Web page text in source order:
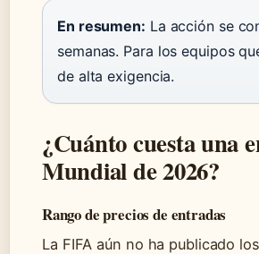
En resumen: La acción se
semanas. Para los equipos
de alta exigencia.
¿Cuánto cuesta una
Mundial de 2026?
Rango de precios de entradas
La FIFA aún no ha publicado